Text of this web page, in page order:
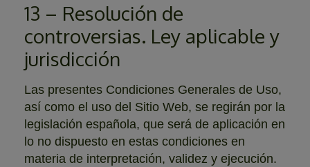
13 – Resolución de
controversias. Ley aplicable y
jurisdicción
Las presentes Condiciones Generales de Uso,
así como el uso del Sitio Web, se regirán por la
legislación española, que será de aplicación en
lo no dispuesto en estas condiciones en
materia de interpretación, validez y ejecución.